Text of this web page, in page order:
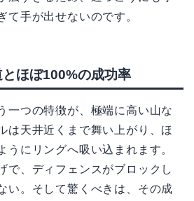
て手が出せないのです。
ほぼ100%の成功率
一つの特徴が、極端に高い山な
は天井近くまで舞い上がり、ほ
うにリングへ吸い込まれます。
で、ディフェンスがブロックし
い。そして驚くべきは、その成